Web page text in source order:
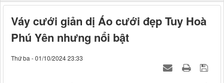
Váy cưới giản dị Áo cưới đẹp Tuy Hoà
Phú Yên nhưng nổi bật
Thứ ba - 01/10/2024 23:33